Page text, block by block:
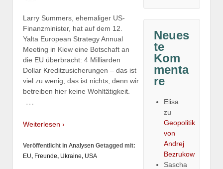
Larry Summers, ehemaliger US-
Finanzminister, hat auf dem 12.
Yalta European Strategy Annual
Meeting in Kiew eine Botschaft an
die EU überbracht: 4 Milliarden
Dollar Kreditzusicherungen – das ist
viel zu wenig, das ist nichts, denn wir
betreiben hier keine Wohltätigkeit.
…
Weiterlesen ›
Veröffentlicht in Analysen Getagged mit:
EU, Freunde, Ukraine, USA
Neues
te
Kom
menta
re
Elisa
zu
Geopolitik
von
Andrej
Bezrukow
Sascha